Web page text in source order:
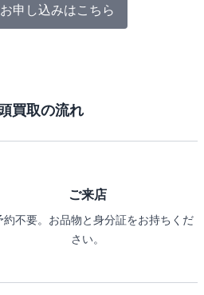
申し込みはこちら
買取の流れ
ご来店
約不要。お品物と身分証をお持ちくだ
さい。